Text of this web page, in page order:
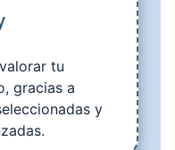
tu
gracias a
y